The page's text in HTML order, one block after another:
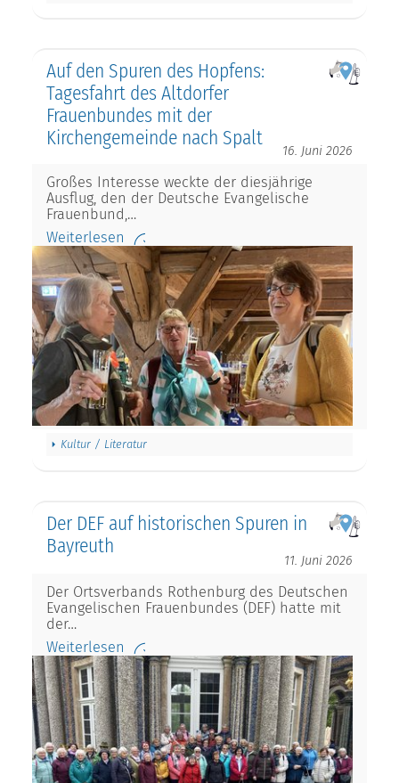
Auf den Spuren des Hopfens:
Tagesfahrt des Altdorfer
Frauenbundes mit der
Kirchengemeinde nach Spalt
16. Juni 2026
Großes Interesse weckte der diesjährige
Ausflug, den der Deutsche Evangelische
Frauenbund,…
Weiterlesen
Kultur / Literatur
Der DEF auf historischen Spuren in
Bayreuth
11. Juni 2026
Der Ortsverbands Rothenburg des Deutschen
Evangelischen Frauenbundes (DEF) hatte mit
der…
Weiterlesen